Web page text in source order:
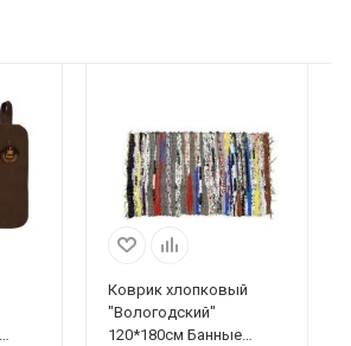
Коврик хлопковый
"Вологодский"
120*180см Банные